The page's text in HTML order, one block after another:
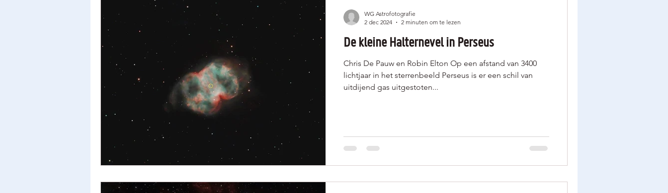
De kleine Halternevel in Perseus
Chris De Pauw en Robin Elton Op een afstand van 3400
lichtjaar in het sterrenbeeld Perseus is er een schil van
uitdijend gas uitgestoten...
WG Astrofotografie
2 dec 2024
2 minuten om te lezen